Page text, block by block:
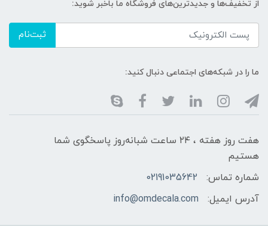
از تخفیف‌ها و جدیدترین‌های فروشگاه ما باخبر شوید:
ثبت‌نام
ما را در شبکه‌های اجتماعی دنبال کنید:
هفت روز هفته ، ۲۴ ساعت شبانه‌روز پاسخگوی شما
هستیم
شماره تماس:
02191035642
آدرس ایمیل:
info@omdecala.com